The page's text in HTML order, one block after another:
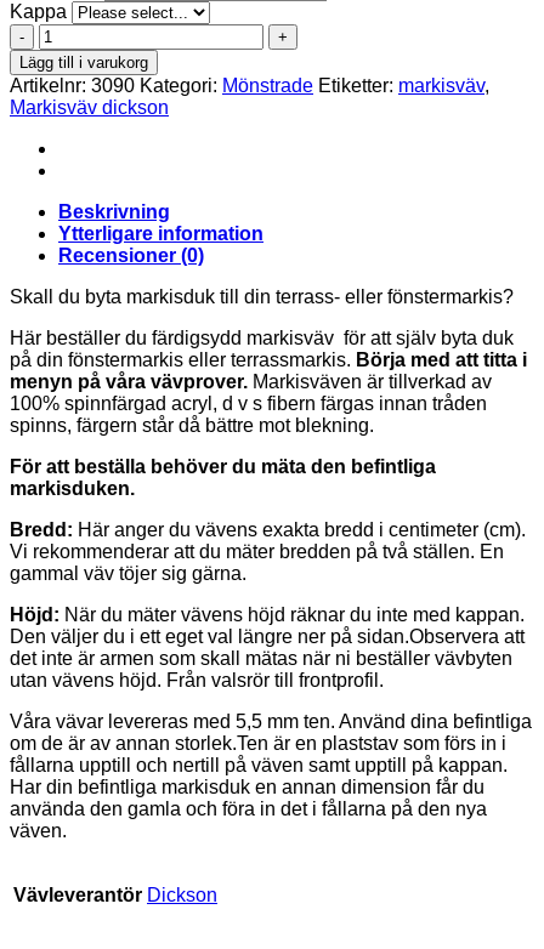
Kappa
Orchestra
d103
mängd
Lägg till i varukorg
Artikelnr: 3090 Kategori: Mönstrade Etiketter: markisväv,
Markisväv dickson
Beskrivning
Ytterligare information
Recensioner (0)
Skall du byta markisduk till din terrass- eller fönstermarkis?
Här beställer du färdigsydd markisväv för att själv byta duk
på din fönstermarkis eller terrassmarkis. Börja med att titta i
menyn på våra vävprover. Markisväven är tillverkad av
100% spinnfärgad acryl, d v s fibern färgas innan tråden
spinns, färgern står då bättre mot blekning.
För att beställa behöver du mäta den befintliga
markisduken.
Bredd: Här anger du vävens exakta bredd i centimeter (cm).
Vi rekommenderar att du mäter bredden på två ställen. En
gammal väv töjer sig gärna.
Höjd: När du mäter vävens höjd räknar du inte med kappan.
Den väljer du i ett eget val längre ner på sidan.Observera att
det inte är armen som skall mätas när ni beställer vävbyten
utan vävens höjd. Från valsrör till frontprofil.
Våra vävar levereras med 5,5 mm ten. Använd dina befintliga
om de är av annan storlek.Ten är en plaststav som förs in i
fållarna upptill och nertill på väven samt upptill på kappan.
Har din befintliga markisduk en annan dimension får du
använda den gamla och föra in det i fållarna på den nya
väven.
Vävleverantör Dickson